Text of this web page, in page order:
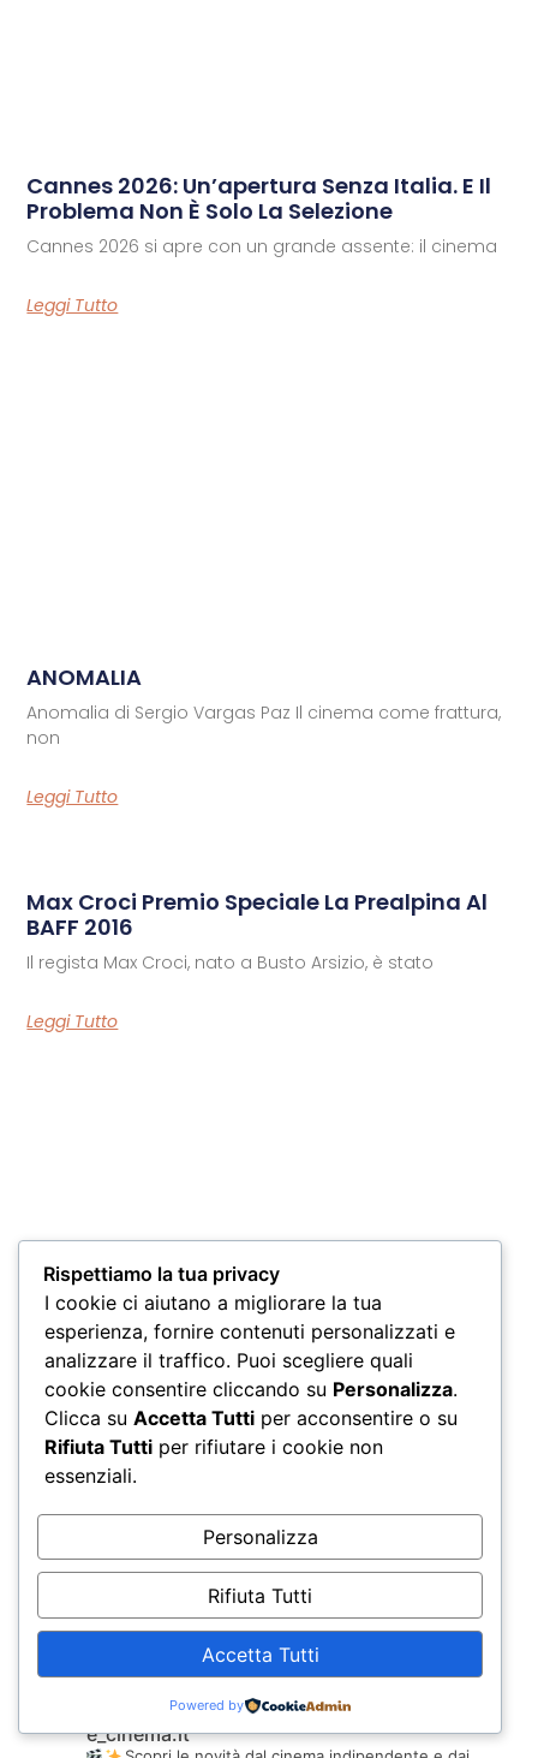
Cannes 2026: Un’apertura Senza Italia. E Il
Problema Non È Solo La Selezione
Cannes 2026 si apre con un grande assente: il cinema
Leggi Tutto
ANOMALIA
Anomalia di Sergio Vargas Paz Il cinema come frattura,
non
Leggi Tutto
Max Croci Premio Speciale La Prealpina Al
BAFF 2016
Il regista Max Croci, nato a Busto Arsizio, è stato
Leggi Tutto
L’INUTILE CULTURA
Che il cinismo sia una prerogativa della politica è un
Leggi Tutto
e_cinema.it
Rispettiamo la tua privacy
I cookie ci aiutano a migliorare la tua
esperienza, fornire contenuti personalizzati e
analizzare il traffico. Puoi scegliere quali
cookie consentire cliccando su Personalizza.
Clicca su Accetta Tutti per acconsentire o su
Rifiuta Tutti per rifiutare i cookie non
essenziali.
Personalizza
Rifiuta Tutti
Accetta Tutti
Powered by